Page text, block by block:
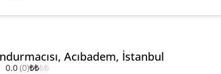
Acıbadem, İstanbul
0.0(0)₺₺₺₺